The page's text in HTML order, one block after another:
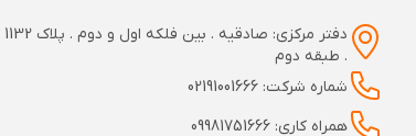
. طبقه دوم
شماره شرکت: 02191001666
همراه کاری: 09981751666